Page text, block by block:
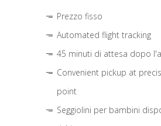
Prezzo fisso
Automated flight tracking
45 minuti di attesa dopo
Convenient pickup at
point
Seggiolini per bambini